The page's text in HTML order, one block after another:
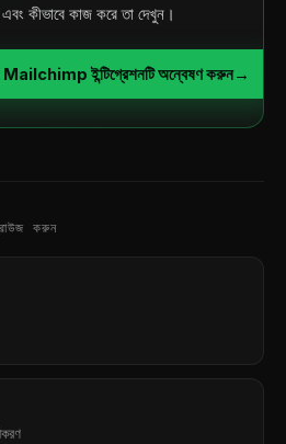
কীভাবে কাজ করে তা দেখুন।
ইন্টিগ্রেশনটি অন্বেষণ করুন→
করুন